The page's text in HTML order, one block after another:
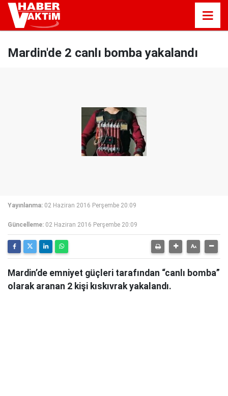
Mardin'de 2 canlı bomba yakalandı
Yayınlanma: 02 Haziran 2016 Perşembe 20:09
Güncelleme: 02 Haziran 2016 Perşembe 20:09
Mardin’de emniyet güçleri tarafından “canlı bomba”
olarak aranan 2 kişi kıskıvrak yakalandı.